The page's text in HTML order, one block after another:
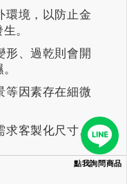
環境，以防止金
。
形、過乾則會開
等因素存在細微
求客製化尺寸。
點我詢問商品